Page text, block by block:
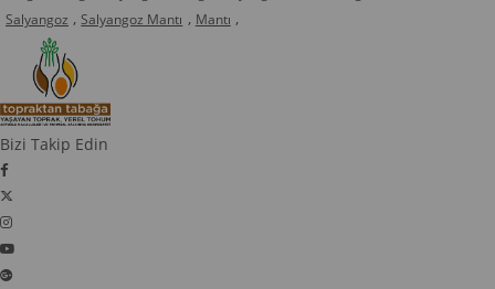
Salyangoz , Salyangoz Mantı , Mantı ,
Bizi Takip Edin